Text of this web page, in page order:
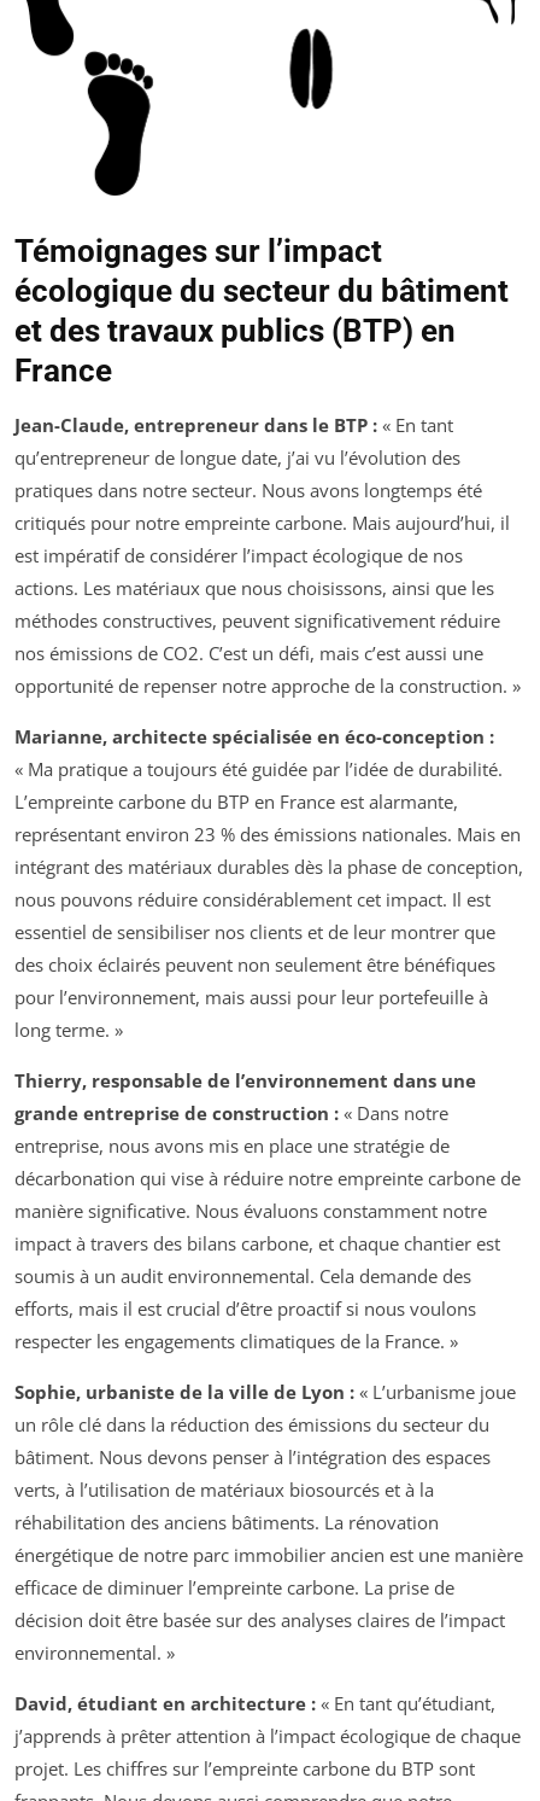
Témoignages sur l’impact
écologique du secteur du bâtiment
et des travaux publics (BTP) en
France
Jean-Claude, entrepreneur dans le BTP : « En tant
qu’entrepreneur de longue date, j’ai vu l’évolution des
pratiques dans notre secteur. Nous avons longtemps été
critiqués pour notre empreinte carbone. Mais aujourd’hui, il
est impératif de considérer l’impact écologique de nos
actions. Les matériaux que nous choisissons, ainsi que les
méthodes constructives, peuvent significativement réduire
nos émissions de CO2. C’est un défi, mais c’est aussi une
opportunité de repenser notre approche de la construction. »
Marianne, architecte spécialisée en éco-conception :
« Ma pratique a toujours été guidée par l’idée de durabilité.
L’empreinte carbone du BTP en France est alarmante,
représentant environ 23 % des émissions nationales. Mais en
intégrant des matériaux durables dès la phase de conception,
nous pouvons réduire considérablement cet impact. Il est
essentiel de sensibiliser nos clients et de leur montrer que
des choix éclairés peuvent non seulement être bénéfiques
pour l’environnement, mais aussi pour leur portefeuille à
long terme. »
Thierry, responsable de l’environnement dans une
grande entreprise de construction : « Dans notre
entreprise, nous avons mis en place une stratégie de
décarbonation qui vise à réduire notre empreinte carbone de
manière significative. Nous évaluons constamment notre
impact à travers des bilans carbone, et chaque chantier est
soumis à un audit environnemental. Cela demande des
efforts, mais il est crucial d’être proactif si nous voulons
respecter les engagements climatiques de la France. »
Sophie, urbaniste de la ville de Lyon : « L’urbanisme joue
un rôle clé dans la réduction des émissions du secteur du
bâtiment. Nous devons penser à l’intégration des espaces
verts, à l’utilisation de matériaux biosourcés et à la
réhabilitation des anciens bâtiments. La rénovation
énergétique de notre parc immobilier ancien est une manière
efficace de diminuer l’empreinte carbone. La prise de
décision doit être basée sur des analyses claires de l’impact
environnemental. »
David, étudiant en architecture : « En tant qu’étudiant,
j’apprends à prêter attention à l’impact écologique de chaque
projet. Les chiffres sur l’empreinte carbone du BTP sont